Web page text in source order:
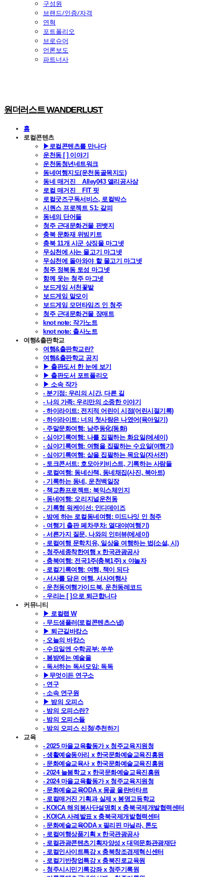
구성원
브랜드/인증/자격
연혁
포트폴리오
브로슈어
언론보도
파트너사
원더러스트 WANDERLUST
홈
로컬콘텐츠
▶로컬콘텐츠를 만나다
운천동 [ ] 이야기
운천동청년네트워크
동네여행지도(운천동골목지도)
동네 매거진 _ Alley043 앨리공사삼
로컬 매거진 _ FIT 핏
로컬굿즈구독서비스, 로컬박스
시퀀스 프로젝트 S1: 갈피
동네의 단어들
청주 근대문화건물 핀뱃지
충북 문화재 위빙키트
충북 11개 시군 상징물 마그넷
무심천에 사는 물고기 마그넷
무심천에 돌아와야 할 물고기 마그넷
청주 정북동 토성 마그넷
함께 웃는 청주 마그넷
보드게임 서천꽃밭
보드게임 말모이
보드게임 모던타임즈 인 청주
청주 근대문화건물 장매트
knot note: 작가노트
knot note: 출사노트
여행&출판학교
여행&출판학교란?
여행&출판학교 공지
▶ 출판도서 한 눈에 보기
▶ 출판도서 포트폴리오
▶ 소속 작가
- 분기점: 우리의 시간, 다른 길
- 나의 가족: 우리만의 소중한 이야기
- 하이라이트: 전지적 어린이 시점(어린시절기록)
- 하이라이트: 너의 첫사랑은 나였어(육아일기)
- 주말문화여행: 남주동化(동화)
- 심야기록여행: 나를 집필하는 화요일(에세이)
- 심야기록여행: 여행을 집필하는 수요일(여행기)
- 심야기록여행: 삶을 집필하는 목요일(자서전)
- 토크콘서트: 호모아키비스트, 기록하는 사람들
- 로컬여행: 동네산책, 동네채집(사진, 북아트)
- 기록하는 동네, 운천백일장
- 책교환프로젝트: 북익스체인지
- 동네여행: 오리지널운천동
- 기록형 워케이션: 인디데이즈
- 밤에 하는 로컬동네여행: 미드나잇 인 청주
- 여행기 출판 페차쿠차: 열대야(여행기)
- 서른가지 질문, 나와의 인터뷰(에세이)
- 로컬여행 문학치유, 일상을 여행하는 법(소설, 시)
- 청주세종착한여행 x 한국관광공사
- 충북여행: 전국1주(충북1주) x 야놀자
- 로컬기록여행: 여행, 책이 되다
- 서사를 담은 여행, 서사여행사
- 운천동여행가이드북, 운천동레코드
- 우리는 [ ]으로 퇴근합니다
커뮤니티
▶ 로컬랩 W
- 무드샘플러(로컬콘텐츠스냅)
▶ 퇴근길바캉스
- 오늘의 바캉스
- 수요일엔 수학공부: 쑤쑤
- 봄밤에는 예술을
- 독서하는 독서모임: 독독
▶무엇이든 연구소
- 연구
- 소속 연구원
▶ 밤의 오피스
- 밤의 오피스란?
- 밤의 오피스들
- 밤의 오피스 신청/추천하기
교육
- 2025 마을교육활동가 x 청주교육지원청
- 생활예술동아리 x 한국문화예술교육진흥원
- 문화예술교육사 x 한국문화예술교육진흥원
- 2024 늘봄학교 x 한국문화예술교육진흥원
- 2024 마을교육활동가 x 청주교육지원청
- 문화예술교육ODA x 몽골 울란바타르
- 로컬매거진 기획과 실제 x 봉명고등학교
- KOICA 해외봉사단설명회 x 충북국제개발협력센터
- KOICA 사례발표 x 충북국제개발협력센터
- 문화예술교육ODA x 필리핀 마닐라, 톤도
- 로컬여행상품기획 x 한국관광공사
- 로컬관광콘텐츠기획자양성 x 대덕문화관광재단
- 로컬인사이트특강 x 충북창조경제혁신센터
- 로컬기반창업특강 x 충북진로교육원
- 청주시시민기록강좌 x 청주기록원